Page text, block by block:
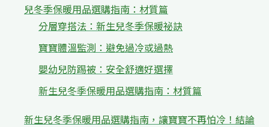
兒冬季保暖用品選購指南：材質篇
分層穿搭法：新生兒冬季保暖祕訣
寶寶體溫監測：避免過冷或過熱
嬰幼兒防踢被：安全舒適好選擇
新生兒冬季保暖用品選購指南：材質篇
新生兒冬季保暖用品選購指南，讓寶寶不再怕冷！結論